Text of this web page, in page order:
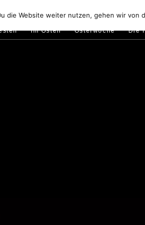
Orosei Im Norden Im Süden
Im Osten Osterwoche Die
die Website weiter nutzen, gehen wir von